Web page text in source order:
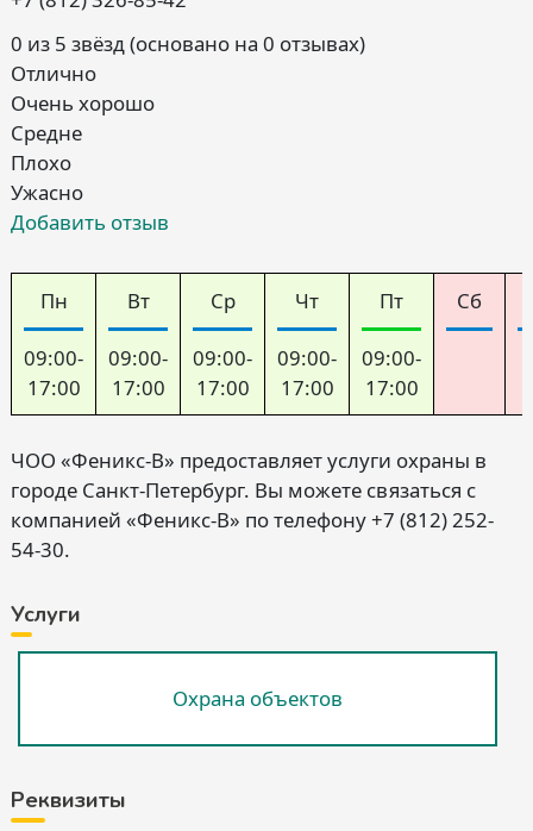
0 из 5 звёзд (основано на 0 отзывах)
Отлично
Очень хорошо
Средне
Плохо
Ужасно
Добавить отзыв
Пн
09:00-
17:00
Вт
09:00-
17:00
Ср
09:00-
17:00
Чт
09:00-
17:00
Пт
09:00-
17:00
Сб
ЧОО «Феникс-В» предоставляет услуги охраны в
городе Санкт-Петербург. Вы можете связаться с
компанией «Феникс-В» по телефону +7 (812) 252-
54-30.
Услуги
Охрана объектов
Реквизиты